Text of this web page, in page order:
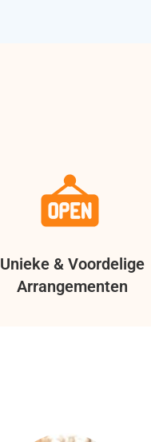
Unieke & Voordelige
Arrangementen